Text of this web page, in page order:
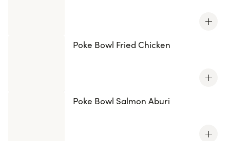
Poke Bowl Fried Chicken
Poke Bowl Salmon Aburi